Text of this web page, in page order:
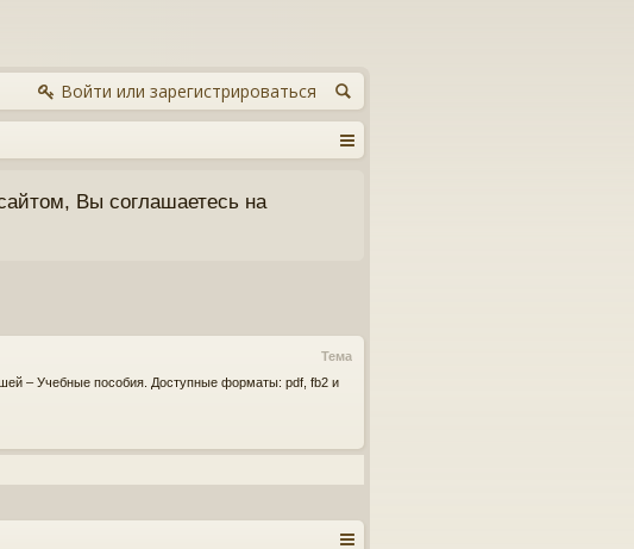
Войти или зарегистрироваться
Вы соглашаетесь на
Тема
– Учебные пособия. Доступные форматы: pdf, fb2 и